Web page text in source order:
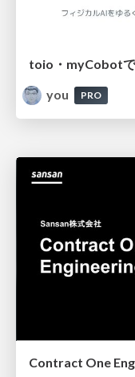
you
PRO
Contract One